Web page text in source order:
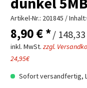
Artikel-Nr.: 201845 /
8,90 € */
inkl. MwSt.zzgl.
24,95€
Sofort versandfertig,